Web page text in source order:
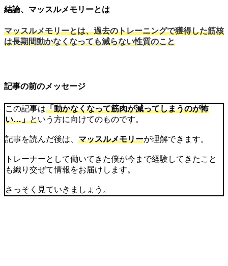
結論、マッスルメモリーとは
マッスルメモリーとは、過去のトレーニングで獲得した筋核
は長期間動かなくなっても減らない性質のこと
記事の前のメッセージ
この記事は「動かなくなって筋肉が減ってしまうのが怖
い…」という方に向けてのものです。
記事を読んだ後は、 マッスルメモリーが理解できます。
トレーナーとして働いてきた僕が今まで経験してきたこと
も織り交ぜて情報をお届けします。
さっそく見ていきましょう。